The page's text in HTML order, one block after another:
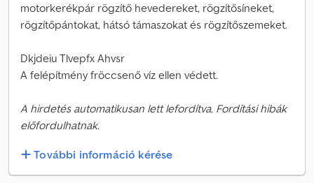
motorkerékpár rögzítő hevedereket, rögzítősíneket,
rögzítőpántokat, hátsó támaszokat és rögzítőszemeket.
Dkjdeiu Tlvepfx Ahvsr
A felépítmény fröccsenő víz ellen védett.
A hirdetés automatikusan lett lefordítva. Fordítási hibák
előfordulhatnak.
További információ kérése